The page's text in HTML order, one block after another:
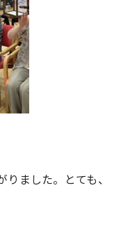
ました。とても、